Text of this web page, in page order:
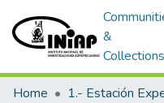
&
Collections
Home